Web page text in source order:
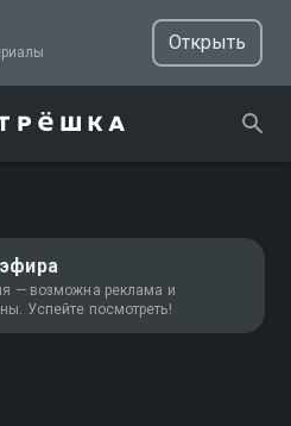
и сериалы
Открыть
— возможна реклама и
Успейте посмотреть!